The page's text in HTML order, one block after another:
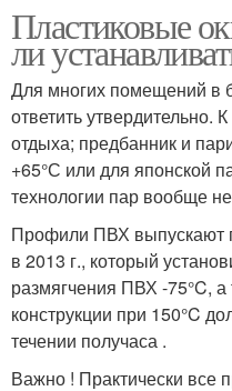
Пластиковые
ли
Для многих помещений в
ответить утвердительно.
отдыха; предбанник и
+65°С или для японской
технологии пар вообще
Профили ПВХ выпускают
в 2013 г., который
размягчения ПВХ -75°C, а
конструкции при 150°C
течении получаса .
Важно ! Практически все